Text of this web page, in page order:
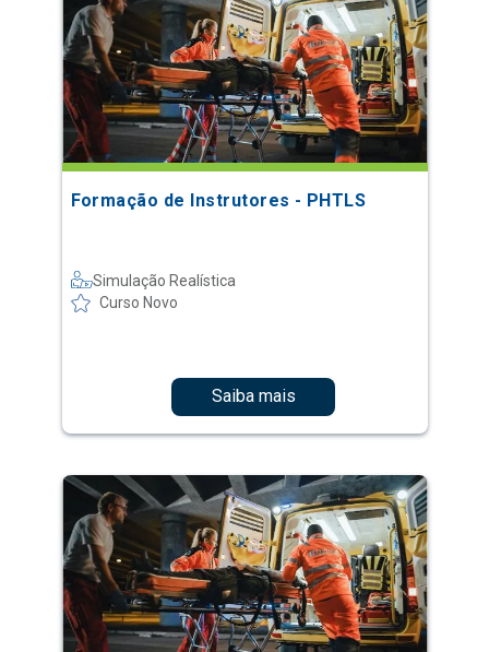
Formação de Instrutores - PHTLS
Simulação Realística
Curso Novo
Saiba mais